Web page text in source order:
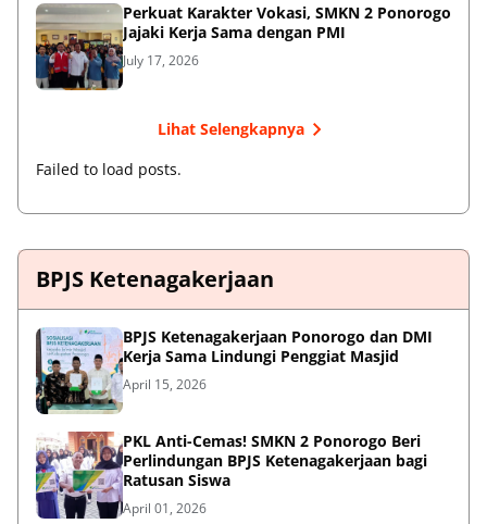
Perkuat Karakter Vokasi, SMKN 2 Ponorogo
Jajaki Kerja Sama dengan PMI
July 17, 2026
Lihat Selengkapnya
Failed to load posts.
BPJS Ketenagakerjaan
BPJS Ketenagakerjaan Ponorogo dan DMI
Kerja Sama Lindungi Penggiat Masjid
April 15, 2026
PKL Anti-Cemas! SMKN 2 Ponorogo Beri
Perlindungan BPJS Ketenagakerjaan bagi
Ratusan Siswa
April 01, 2026